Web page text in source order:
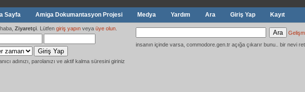
Sayfa Amiga Dokumantasyon Projesi Medya Yardım Ara Giriş Yap Kayıt
Ziyaretçi . Lütfen giriş yapın veya üye olun
adınızı, parolanızı ve aktif kalma süresini giriniz
insanın içinde varsa, commodore.gen.tr açığa çıkarır bunu.. bir nevi